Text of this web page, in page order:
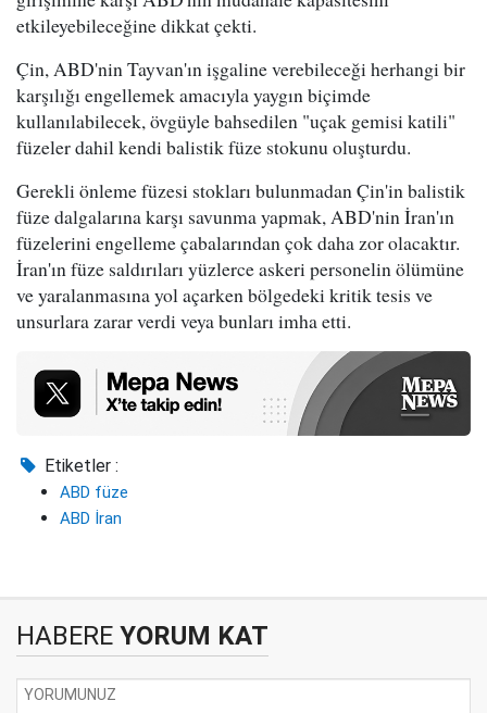
etkileyebileceğine dikkat çekti.
Çin, ABD'nin Tayvan'ın işgaline verebileceği herhangi bir
karşılığı engellemek amacıyla yaygın biçimde
kullanılabilecek, övgüyle bahsedilen "uçak gemisi katili"
füzeler dahil kendi balistik füze stokunu oluşturdu.
Gerekli önleme füzesi stokları bulunmadan Çin'in balistik
füze dalgalarına karşı savunma yapmak, ABD'nin İran'ın
füzelerini engelleme çabalarından çok daha zor olacaktır.
İran'ın füze saldırıları yüzlerce askeri personelin ölümüne
ve yaralanmasına yol açarken bölgedeki kritik tesis ve
unsurlara zarar verdi veya bunları imha etti.
Etiketler :
ABD füze
ABD İran
HABERE YORUM KAT